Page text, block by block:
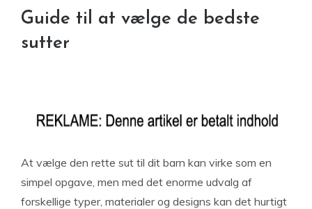
Guide til at vælge de bedste
sutter
At vælge den rette sut til dit barn kan virke som en
simpel opgave, men med det enorme udvalg af
forskellige typer, materialer og designs kan det hurtigt